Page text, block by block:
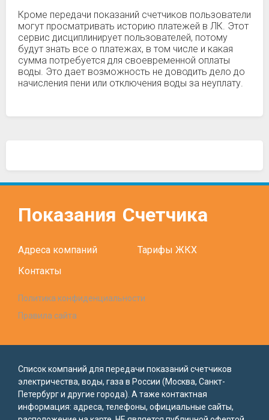
Кроме передачи показаний счетчиков пользователи
могут просматривать историю платежей в ЛК. Этот
сервис дисциплинирует пользователей, потому
будут знать все о платежах, в том числе и какая
сумма потребуется для своевременной оплаты
воды. Это дает возможность не доводить дело до
начисления пени или отключения воды за неуплату.
Показания Счетчика
Адреса компаний
Тарифы ЖКХ
Контакты
Политика конфиденциальности
Правила сайта
Список компаний для передачи показаний счетчиков
электричества, воды, газа в России (Москва, Санкт-
Петербург и другие города). А таже контактная
информация: адреса, телефоны, официальные сайты,